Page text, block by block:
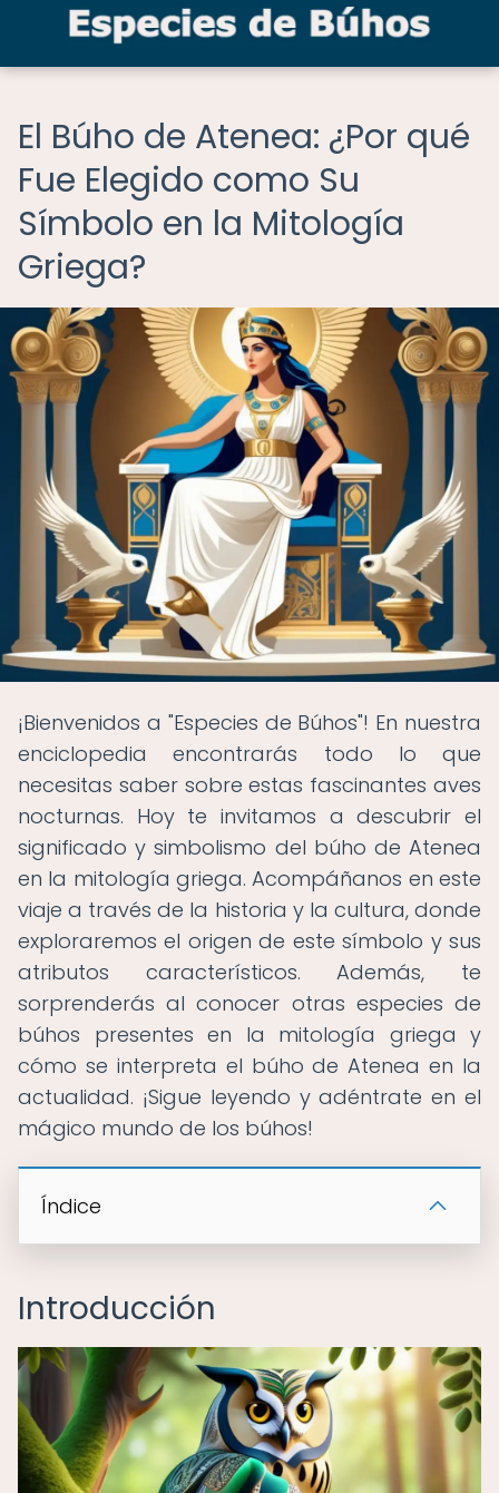
El Búho de Atenea: ¿Por qué
Fue Elegido como Su
Símbolo en la Mitología
Griega?
¡Bienvenidos a "Especies de Búhos"! En nuestra
enciclopedia encontrarás todo lo que
necesitas saber sobre estas fascinantes aves
nocturnas. Hoy te invitamos a descubrir el
significado y simbolismo del búho de Atenea
en la mitología griega. Acompáñanos en este
viaje a través de la historia y la cultura, donde
exploraremos el origen de este símbolo y sus
atributos característicos. Además, te
sorprenderás al conocer otras especies de
búhos presentes en la mitología griega y
cómo se interpreta el búho de Atenea en la
actualidad. ¡Sigue leyendo y adéntrate en el
mágico mundo de los búhos!
Índice
Introducción